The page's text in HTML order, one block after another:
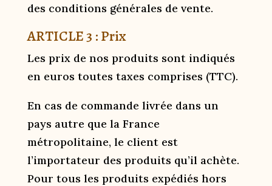
des conditions générales de vente.
ARTICLE 3 : Prix
Les prix de nos produits sont indiqués
en euros toutes taxes comprises (TTC).
En cas de commande livrée dans un
pays autre que la France
métropolitaine, le client est
l’importateur des produits qu’il achète.
Pour tous les produits expédiés hors